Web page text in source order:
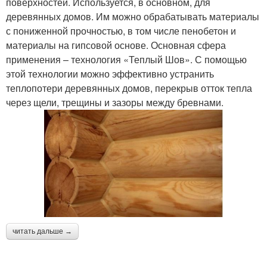
деревянных домов. Им можно обрабатывать материалы
с пониженной прочностью, в том числе пенобетон и
материалы на гипсовой основе. Основная сфера
применения – технология «Теплый Шов». С помощью
этой технологии можно эффективно устранить
теплопотери деревянных домов, перекрыв отток тепла
через щели, трещины и зазоры между бревнами.
читать дальше →